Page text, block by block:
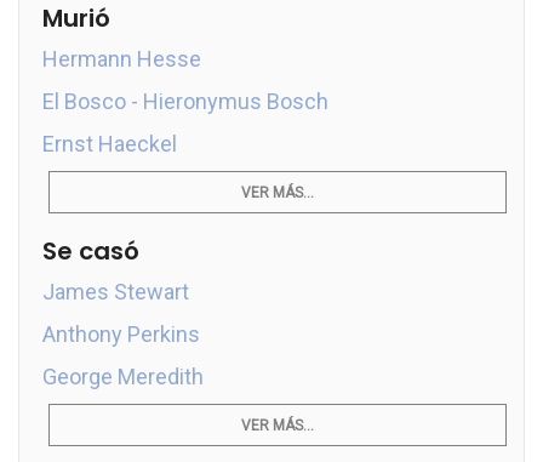
Murió
Hermann Hesse
El Bosco - Hieronymus Bosch
Ernst Haeckel
VER MÁS...
Se casó
James Stewart
Anthony Perkins
George Meredith
VER MÁS...